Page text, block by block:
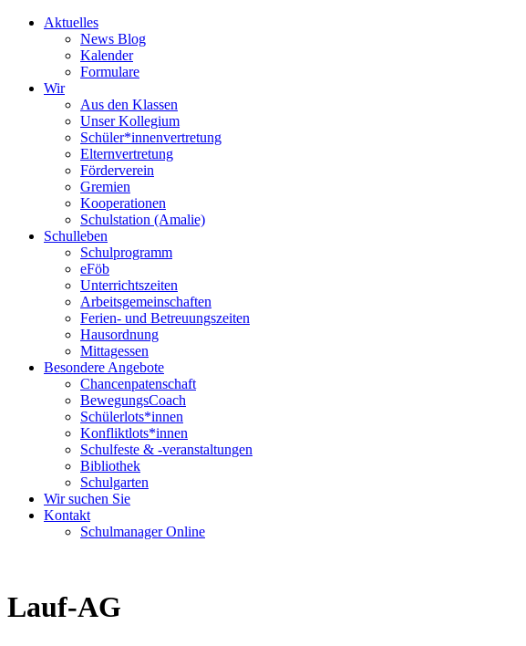
Aktuelles
News Blog
Kalender
Formulare
Wir
Aus den Klassen
Unser Kollegium
Schüler*innenvertretung
Elternvertretung
Förderverein
Gremien
Kooperationen
Schulstation (Amalie)
Schulleben
Schulprogramm
eFöb
Unterrichtszeiten
Arbeitsgemeinschaften
Ferien- und Betreuungszeiten
Hausordnung
Mittagessen
Besondere Angebote
Chancenpatenschaft
BewegungsCoach
Schülerlots*innen
Konfliktlots*innen
Schulfeste & -veranstaltungen
Bibliothek
Schulgarten
Wir suchen Sie
Kontakt
Schulmanager Online
Lauf-AG